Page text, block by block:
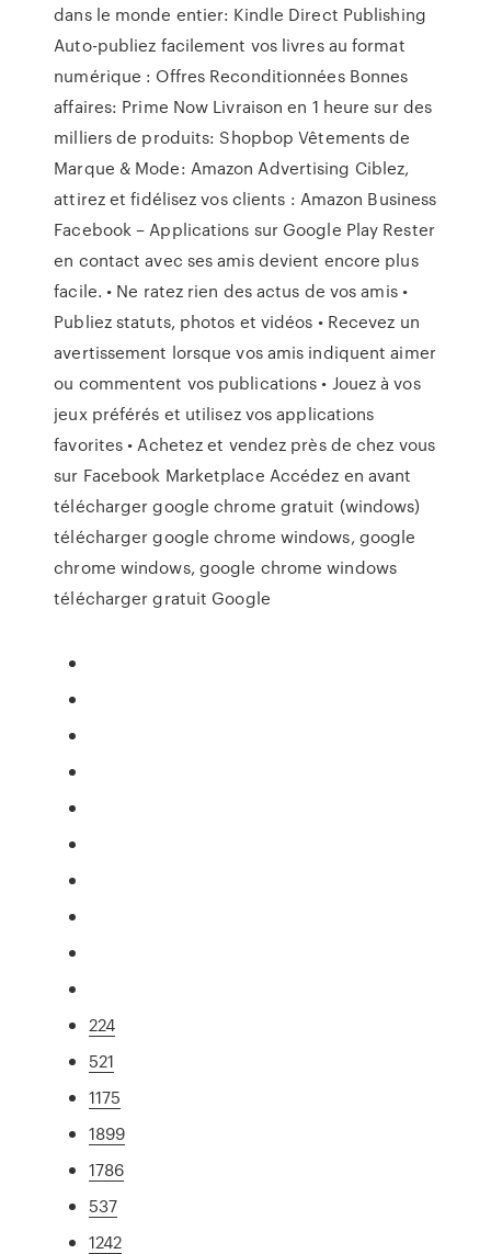
dans le monde entier: Kindle Direct Publishing
Auto-publiez facilement vos livres au format
numérique : Offres Reconditionnées Bonnes
affaires: Prime Now Livraison en 1 heure sur des
milliers de produits: Shopbop Vêtements de
Marque & Mode: Amazon Advertising Ciblez,
attirez et fidélisez vos clients : Amazon Business
Facebook – Applications sur Google Play Rester
en contact avec ses amis devient encore plus
facile. • Ne ratez rien des actus de vos amis •
Publiez statuts, photos et vidéos • Recevez un
avertissement lorsque vos amis indiquent aimer
ou commentent vos publications • Jouez à vos
jeux préférés et utilisez vos applications
favorites • Achetez et vendez près de chez vous
sur Facebook Marketplace Accédez en avant
télécharger google chrome gratuit (windows)
télécharger google chrome windows, google
chrome windows, google chrome windows
télécharger gratuit Google
224
521
1175
1899
1786
537
1242